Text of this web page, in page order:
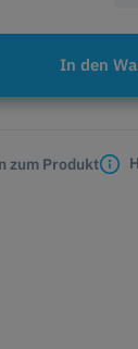
In den
zum Produkt